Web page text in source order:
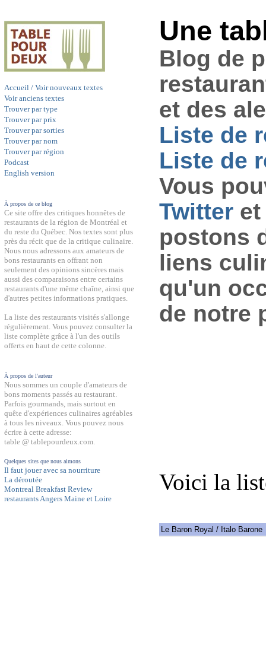
Accueil / Voir nouveaux textes
Voir anciens textes
Trouver par type
Trouver par prix
Trouver par sorties
Trouver par nom
Trouver par région
Podcast
English version
À propos de ce blog
Ce site offre des critiques honnêtes de
restaurants de la région de Montréal et
du reste du Québec. Nos textes sont plus
près du récit que de la critique culinaire.
Nous nous adressons aux amateurs de
bons restaurants en offrant non
seulement des opinions sincères mais
aussi des comparaisons entre certains
restaurants d'une même chaîne, ainsi que
d'autres petites informations pratiques.
La liste des restaurants visités s'allonge
régulièrement. Vous pouvez consulter la
liste complète grâce à l'un des outils
offerts en haut de cette colonne.
À propos de l'auteur
Nous sommes un couple d'amateurs de
bons moments passés au restaurant.
Parfois gourmands, mais surtout en
quête d'expériences culinaires agréables
à tous les niveaux. Vous pouvez nous
écrire à cette adresse:
table @ tablepourdeux.com.
Quelques sites que nous aimons
Il faut jouer avec sa nourriture
La déroutée
Montreal Breakfast Review
restaurants Angers Maine et Loire
Une
Blog de
et des
Liste de
Liste de
Vous
Twitter
postons
liens
qu'un
de notre
Voici la
Le Baron Royal / Italo Barone